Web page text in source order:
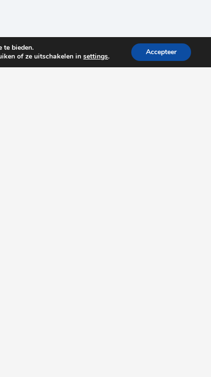
te bieden.
of ze uitschakelen insettings. Accepteer